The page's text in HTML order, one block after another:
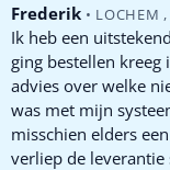
Frederik • LOCHEM ,
Ik heb een
ging bestellen kreeg
advies over welke
was met mijn
misschien elders
verliep de leverantie